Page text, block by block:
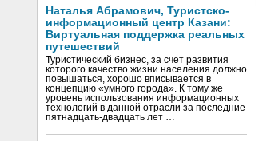
Наталья Абрамович, Туристско-
информационный центр Казани:
Виртуальная поддержка реальных
путешествий
Туристический бизнес, за счет развития
которого качество жизни населения должно
повышаться, хорошо вписывается в
концепцию «умного города». К тому же
уровень использования информационных
технологий в данной отрасли за последние
пятнадцать-двадцать лет …